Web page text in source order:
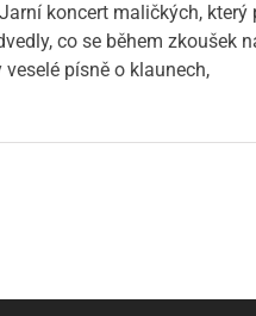
koncert maličkých,
co se během zkoušek
písně o klaunech,